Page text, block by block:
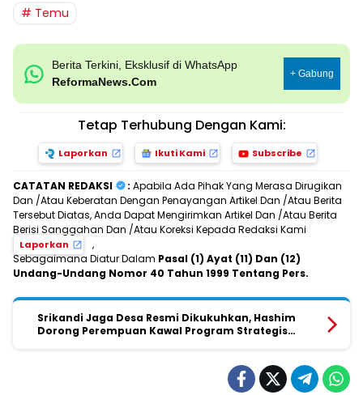
Temu
Berita Terkini, Eksklusif di WhatsApp
ReformaNews.Com
+ Gabung
Tetap Terhubung Dengan Kami:
Laporkan Ikuti Kami Subscribe
CATATAN REDAKSI : Apabila Ada Pihak Yang Merasa Dirugikan
Dan /Atau Keberatan Dengan Penayangan Artikel Dan /Atau Berita
Tersebut Diatas, Anda Dapat Mengirimkan Artikel Dan /Atau Berita
Berisi Sanggahan Dan /Atau Koreksi Kepada Redaksi Kami
Laporkan
,
Sebagaimana Diatur Dalam Pasal (1) Ayat (11) Dan (12)
Undang-Undang Nomor 40 Tahun 1999 Tentang Pers.
Srikandi Jaga Desa Resmi Dikukuhkan, Hashim
Dorong Perempuan Kawal Program Strategis